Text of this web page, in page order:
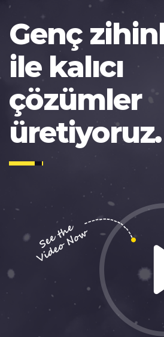
Genç
ile kalıcı
çözümler
üretiyoruz.